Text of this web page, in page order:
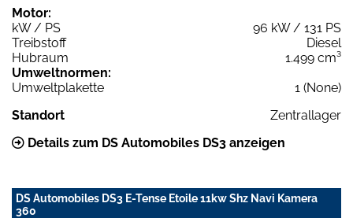
Motor:
kW / PS
96 kW / 131 PS
Treibstoff
Diesel
Hubraum
1.499 cm³
Umweltnormen:
Umweltplakette
1 (None)
Standort
Zentrallager
Details zum DS Automobiles DS3 anzeigen
DS Automobiles DS3 E-Tense Etoile 11kw Shz Navi Kamera
360